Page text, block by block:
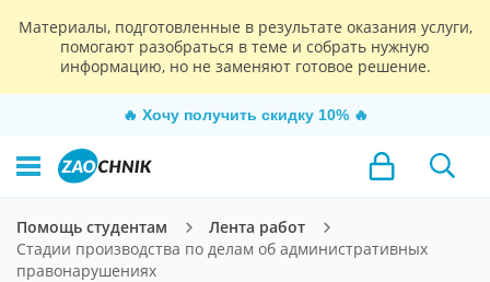
Материалы, подготовленные в результате оказания услуги,
помогают разобраться в теме и собрать нужную
информацию, но не заменяют готовое решение.
🔥 Хочу получить скидку 10% 🔥
Помощь студентам
Лента работ
Стадии производства по делам об административных
правонарушениях